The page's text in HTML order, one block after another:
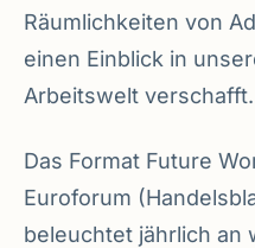
Räumlichkeiten von
einen Einblick in
Arbeitswelt verschafft.
Das Format Future
Euroforum
beleuchtet jährlich an